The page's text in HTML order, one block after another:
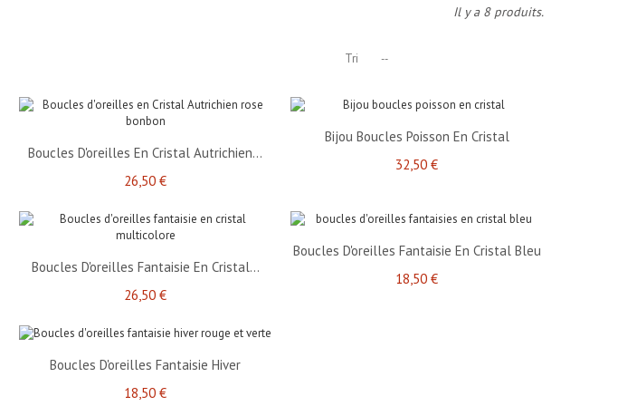
Il y a 8 produits.
Tri --
Boucles D'oreilles En Cristal Autrichien...
26,50 €
Bijou Boucles Poisson En Cristal
32,50 €
Boucles D'oreilles Fantaisie En Cristal...
26,50 €
Boucles D'oreilles Fantaisie En Cristal Bleu
18,50 €
Boucles D'oreilles Fantaisie Hiver
18,50 €